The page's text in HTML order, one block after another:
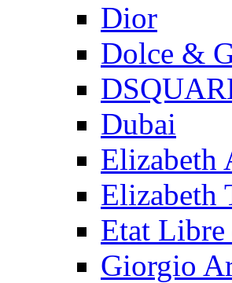
Dior
Dolce &
Dubai
Elizabeth
Elizabeth
Etat Libre
Giorgio